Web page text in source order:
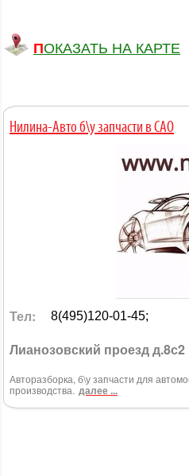
ПОКАЗАТЬ НА КАРТЕ
Нилина-Авто б\у запчасти в САО
Тел: 8(495)120-01-45;
Лианозовский проезд д.8с2
Авторазборка, б\у запчасти для
производства. далее ...